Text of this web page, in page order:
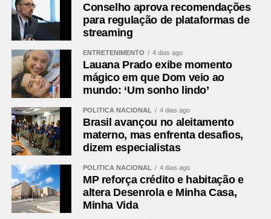
Conselho aprova recomendações
para regulação de plataformas de
streaming
ENTRETENIMENTO 4 dias ago
Lauana Prado exibe momento
mágico em que Dom veio ao
mundo: ‘Um sonho lindo’
POLÍTICA NACIONAL 4 dias ago
Brasil avançou no aleitamento
materno, mas enfrenta desafios,
dizem especialistas
POLÍTICA NACIONAL 4 dias ago
MP reforça crédito e habitação e
altera Desenrola e Minha Casa,
Minha Vida